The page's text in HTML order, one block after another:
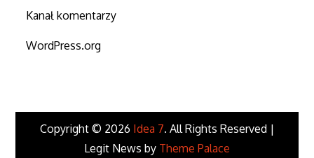
Kanał komentarzy
WordPress.org
Copyright © 2026 Idea 7. All Rights Reserved |
Legit News by Theme Palace